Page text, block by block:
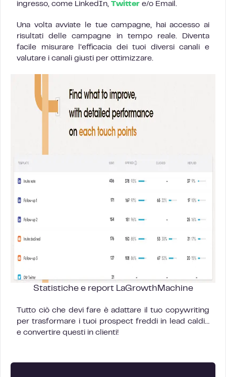
ingresso, come LinkedIn, Twitter e/o Email.
Una volta avviate le tue campagne, hai accesso ai
risultati delle campagne in tempo reale. Diventa
facile misurare l’efficacia dei tuoi diversi canali e
valutare i canali giusti per ottimizzare.
Statistiche e report LaGrowthMachine
Tutto ciò che devi fare è adattare il tuo copywriting
per trasformare i tuoi prospect freddi in lead caldi…
e convertire questi in clienti!